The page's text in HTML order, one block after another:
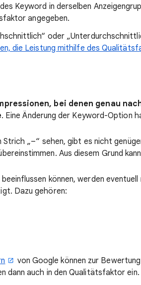
Keyword in derselben
angegeben.
oder
die Leistung mithilfe des
bei denen genau
. Eine Änderung der Keyword-Option
„–“ sehen, gibt es nicht
Aus diesem Grund
können, werden
Dazu gehören:
von Google können zur
dann auch in den Qualitätsfaktor ein.